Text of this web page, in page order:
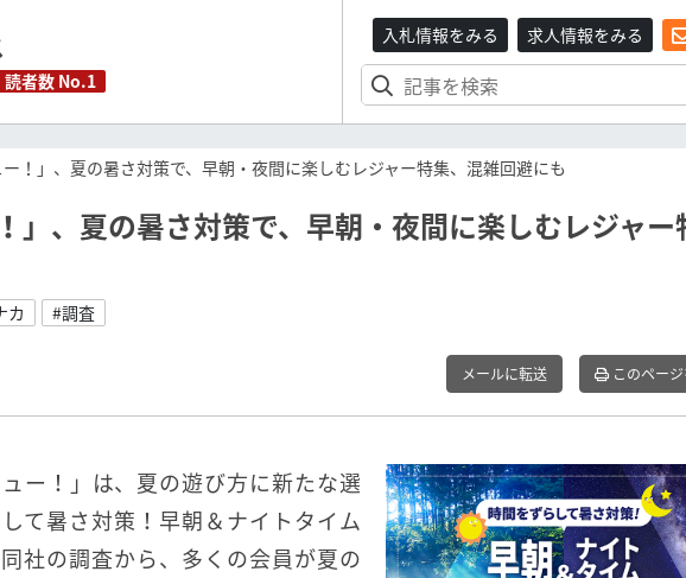
読者数 No.1
入札情報をみる 求人情報をみる
！」、夏の暑さ対策で、早朝・夜間に楽しむレジャー特集、混雑回避にも
」、夏の暑さ対策で、早朝・夜間に楽しむレジャー
カ #調査
メールに転送 このペー
ー！」は、夏の遊び方に新たな選
て暑さ対策！早朝＆ナイトタイム
社の調査から、多くの会員が夏の